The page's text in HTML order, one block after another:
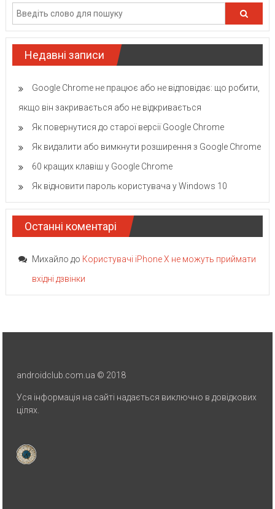
Недавні записи
Google Chrome не працює або не відповідає: що робити,
якщо він закривається або не відкривається
Як повернутися до старої версії Google Chrome
Як видалити або вимкнути розширення з Google Chrome
60 кращих клавіш у Google Chrome
Як відновити пароль користувача у Windows 10
Останні коментарі
Михайло до Користувачі iPhone X не можуть приймати
вхідні дзвінки
androidclub.com.ua © 2018
Уся інформація на сайті надається виключно в довідкових
цілях.